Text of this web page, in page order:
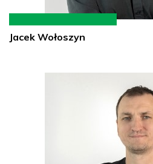
Jacek Wołoszyn